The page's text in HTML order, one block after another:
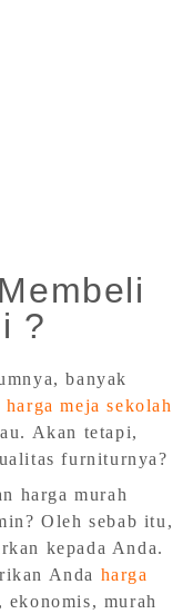
?
banyak
harga meja sekolah
Akan tetapi,
furniturnya?
harga murah
Oleh sebab itu,
kepada Anda.
Anda harga
ekonomis, murah